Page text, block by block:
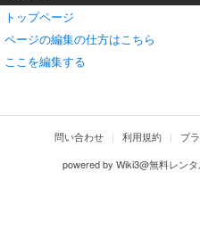
トップページ
ページの編集の仕方はこちら
ここを編集する
問い合わせ 利用規約 プ
powered by Wiki3@無料レン